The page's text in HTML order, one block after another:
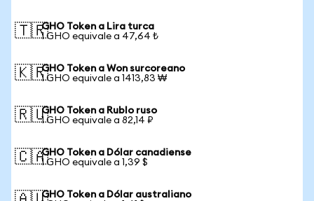
🇹🇷GHO Token a Lira turca
1 GHO equivale a 47,64 ₺
🇰🇷GHO Token a Won surcoreano
1 GHO equivale a 1413,83 ₩
🇷🇺GHO Token a Rublo ruso
1 GHO equivale a 82,14 ₽
🇨🇦GHO Token a Dólar canadiense
1 GHO equivale a 1,39 $
GHO Token a Dólar australiano